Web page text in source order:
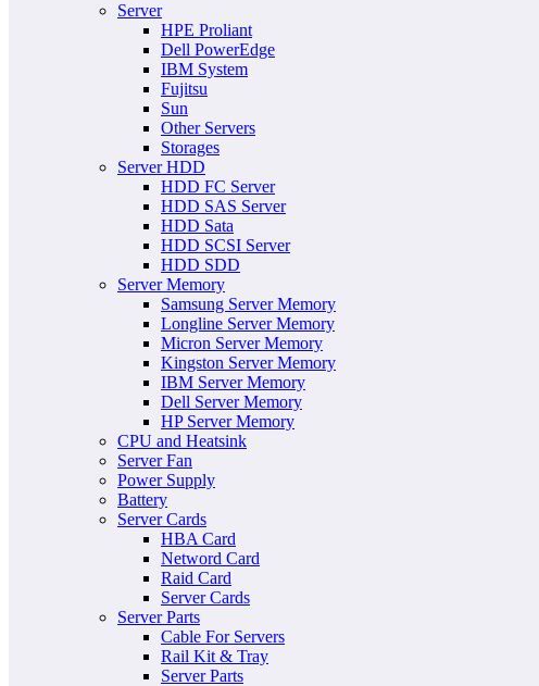
Server
HPE Proliant
Dell PowerEdge
IBM System
Fujitsu
Sun
Other Servers
Storages
Server HDD
HDD FC Server
HDD SAS Server
HDD Sata
HDD SCSI Server
HDD SDD
Server Memory
Samsung Server Memory
Longline Server Memory
Micron Server Memory
Kingston Server Memory
IBM Server Memory
Dell Server Memory
HP Server Memory
CPU and Heatsink
Server Fan
Power Supply
Battery
Server Cards
HBA Card
Netword Card
Raid Card
Server Cards
Server Parts
Cable For Servers
Rail Kit & Tray
Server Parts